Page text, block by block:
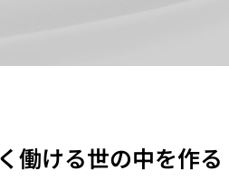
働ける世の中を作る